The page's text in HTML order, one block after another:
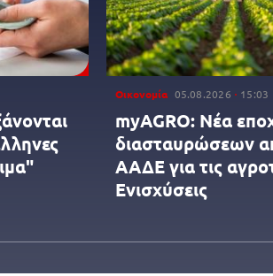
Οικονομία 05.08.2026 15:03
myAGRO: Νέα
διασταυρώσεων
ΑΑΔΕ για τις
Ενισχύσεις